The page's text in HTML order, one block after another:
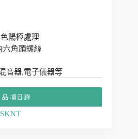
陽極處理
六角頭螺絲
音器,電子儀器等
品項目錄
SKNT